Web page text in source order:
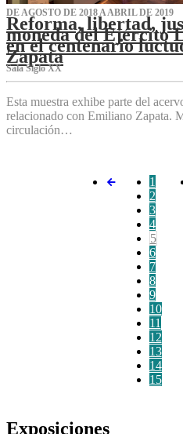
DE AGOSTO DE 2018 A ABRIL DE 2019
Reforma, libertad,
moneda del Ejército
en el centenario
Zapata
Sala Siglo XX
Esta muestra exhibe parte del
relacionado con Emiliano Zapata.
circulación…
1
2
3
4
5
6
7
8
9
10
11
12
13
14
15
Exposiciones